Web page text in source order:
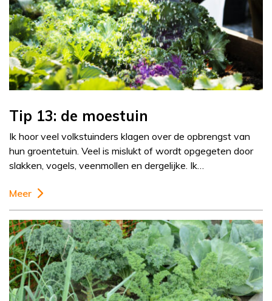
Tip 13: de moestuin
Ik hoor veel volkstuinders klagen over de opbrengst van
hun groentetuin. Veel is mislukt of wordt opgegeten door
slakken, vogels, veenmollen en dergelijke. Ik…
Meer